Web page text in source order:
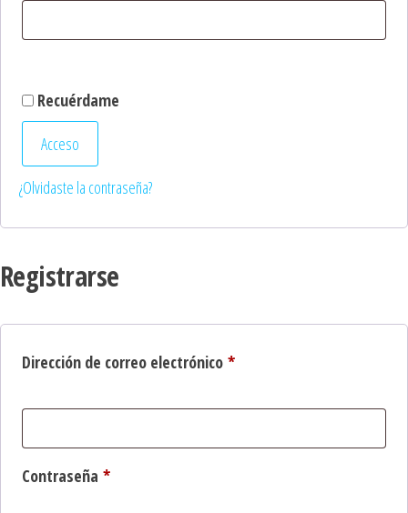
Recuérdame
Acceso
¿Olvidaste la contraseña?
Registrarse
Dirección de correo electrónico *Obligatorio
Contraseña *Obligatorio